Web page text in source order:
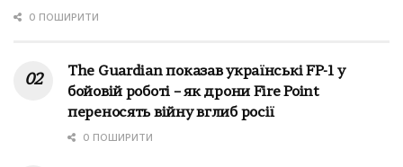
0 ПОШИРИТИ
The Guardian показав українські FP-1 у
бойовій роботі – як дрони Fire Point
переносять війну вглиб росії
0 ПОШИРИТИ